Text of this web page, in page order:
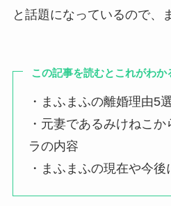
と話題になっているので、
この記事を読むとこれがわか
・まふまふの離婚理由5選
・元妻であるみけねこ
ラの内容
・まふまふの現在や今後